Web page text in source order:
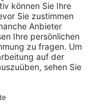
argumentiert,
Das sehen